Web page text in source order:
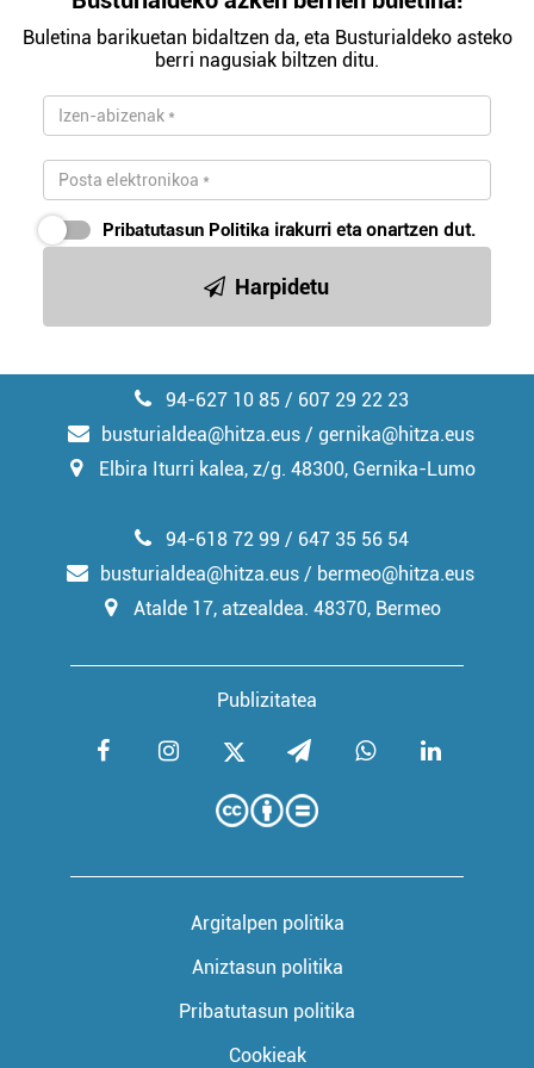
Buletina barikuetan bidaltzen da, eta Busturialdeko asteko
berri nagusiak biltzen ditu.
Pribatutasun Politika irakurri eta onartzen dut.
Harpidetu
94-627 10 85 / 607 29 22 23
busturialdea@hitza.eus / gernika@hitza.eus
Elbira Iturri kalea, z/g. 48300, Gernika-Lumo
Publizitatea
94-618 72 99 / 647 35 56 54
busturialdea@hitza.eus / bermeo@hitza.eus
Atalde 17, atzealdea. 48370, Bermeo
Argitalpen politika
Aniztasun politika
Pribatutasun politika
Cookieak